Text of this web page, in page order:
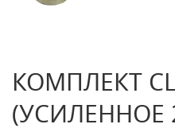
КОМПЛЕКТ
(УСИЛЕННОЕ